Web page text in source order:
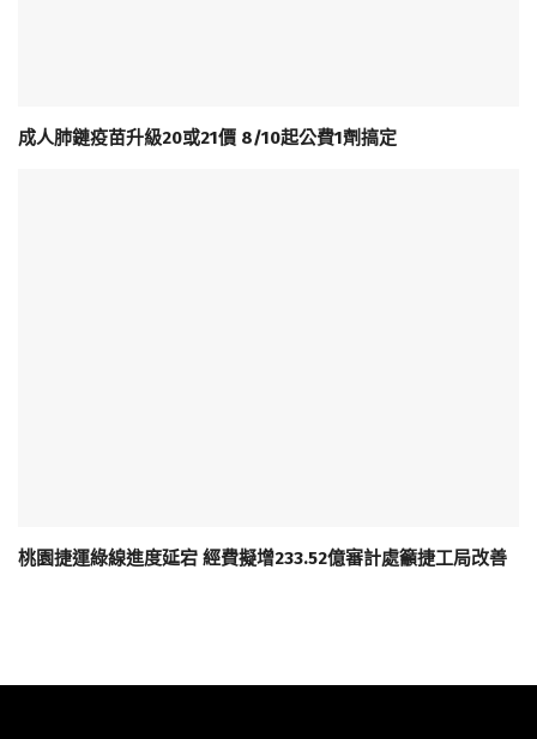
成人肺鏈疫苗升級20或21價 8/10起公費1劑搞定
桃園捷運綠線進度延宕 經費擬增233.52億審計處籲捷工局改善